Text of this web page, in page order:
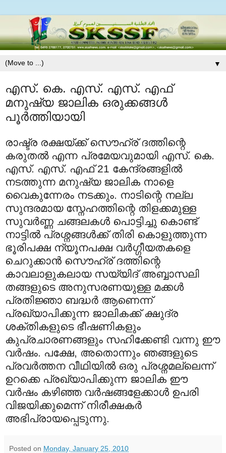
▼
എസ്. കെ. എസ്. എസ്. എഫ്
മനുഷ്യ ജാലിക ഒരുക്കങ്ങള്‍
പൂര്‍ത്തിയായി
രാഷ്ട്ര രക്ഷയ്ക്ക് സൌഹ്ര് ദത്തിന്റെ
കരുതല്‍ എന്ന പ്രമേയവുമായി എസ്. കെ.
എസ്. എസ്. എഫ് 21 കേന്ദ്രങ്ങളില്‍
നടത്തുന്ന മനുഷ്യ ജാലിക നാളെ
വൈകുന്നേരം നടക്കും. നാടിന്റെ നല്ല
സുന്ദരമായ സ്നേഹത്തിന്റെ തിളക്കമുള്ള
സുവര്‍ണ്ണ ചങ്ങലകള്‍ പൊട്ടിച്ചു കൊണ്ട്
നാട്ടില്‍ പ്രശ്നങ്ങള്‍ക്ക് തിരി കൊളുത്തുന്ന
ഭൂരിപക്ഷ ന്യൂനപക്ഷ വര്‍ഗ്ഗീയതകളെ
ചെറുക്കാന്‍ സൌഹ്ര് ദത്തിന്റെ
കാവലാളുകലായ സയ്യിദ് അബ്ബാസലി
തങ്ങളുടെ അനുസരണയുള്ള മക്കള്‍
പ്രതിജ്ഞാ ബദ്ധര്‍ ആണെന്ന്
പ്രഖ്യാപിക്കുന്ന ജാലികക്ക് ക്ഷുദ്ര
ശക്തികളുടെ ഭീഷണികളും
കുപ്രചാരണങ്ങളും സഹിക്കേണ്ടി വന്നു ഈ
വര്‍ഷം. പക്ഷേ, അതൊന്നും ഞങ്ങളുടെ
പ്രവര്‍ത്തന വീഥിയില്‍ ഒരു പ്രശ്നമല്ലെന്ന്
ഉറക്കെ പ്രഖ്യാപിക്കുന്ന ജാലിക ഈ
വര്‍ഷം കഴിഞ്ഞ വര്‍ഷങ്ങളേക്കാള്‍ ഉപരി
വിജയിക്കുമെന്ന് നിരീക്ഷകര്‍
അഭിപ്രായപ്പെടുന്നു.
Posted on Monday, January 25, 2010